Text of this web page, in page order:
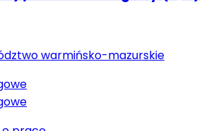
warmińsko-mazurskie